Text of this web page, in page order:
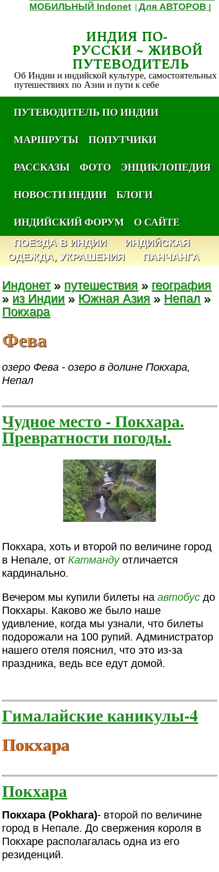
МОБИЛЬНЫЙ Indonet |Для АВТОРОВ
ИНДИЯ ПО-
РУССКИ ~ ЖИВОЙ
ПУТЕВОДИТЕЛЬ
Об Индии и индийской культуре, самостоятельных
путешествиях по Азии и пути к себе
ПУТЕВОДИТЕЛЬ ПО ИНДИИ
МАРШРУТЫ
ПОПУТЧИКИ
РАССКАЗЫ
ФОТО
ЭНЦИКЛОПЕДИЯ
НОВОСТИ ИНДИИ
БЛОГИ
ИНДИЙСКИЙ ФОРУМ
О САЙТЕ
ПОЕЗДА В ИНДИИ
ИНДИЙСКАЯ
ОДЕЖДА, УКРАШЕНИЯ
ПАНЧАНГА
Индонет» путешествия » география
» из Индии » Южная Азия » Непал »
Покхара
Фева
озеро Фева - озеро в долине Покхара,
Непал
Чудное место - Покхара.
Превратности погоды.
Покхара, хоть и второй по величине город
в Непале, отКатмандуотличается
кардинально.
Вечером мы купили билеты наавтобус до
Покхары. Каково же было наше
удивление, когда мы узнали, что билеты
подорожали на 100 рупий. Администратор
нашего отеля пояснил, что это из-за
праздника, ведь все едут домой.
Гималайские каникулы-4
Покхара
Покхара
Покхара (Pokhara)- второй по величине
город в Непале. До свержения короля в
Покхаре располагалась одна из его
резиденций.